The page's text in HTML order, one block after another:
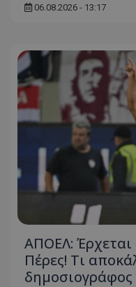
06.08.2026 - 13:17
ΑΠΟΕΛ:
Πέρες! Τι
δημοσιογράφος